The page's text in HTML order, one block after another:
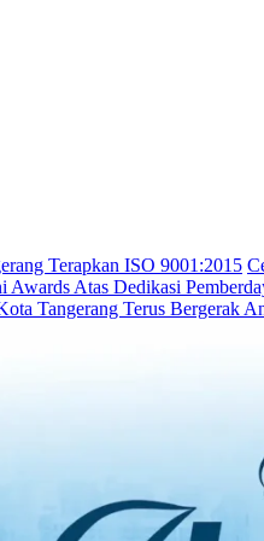
Terapkan ISO 9001:2015
Atas Dedikasi
Tangerang Terus Bergerak